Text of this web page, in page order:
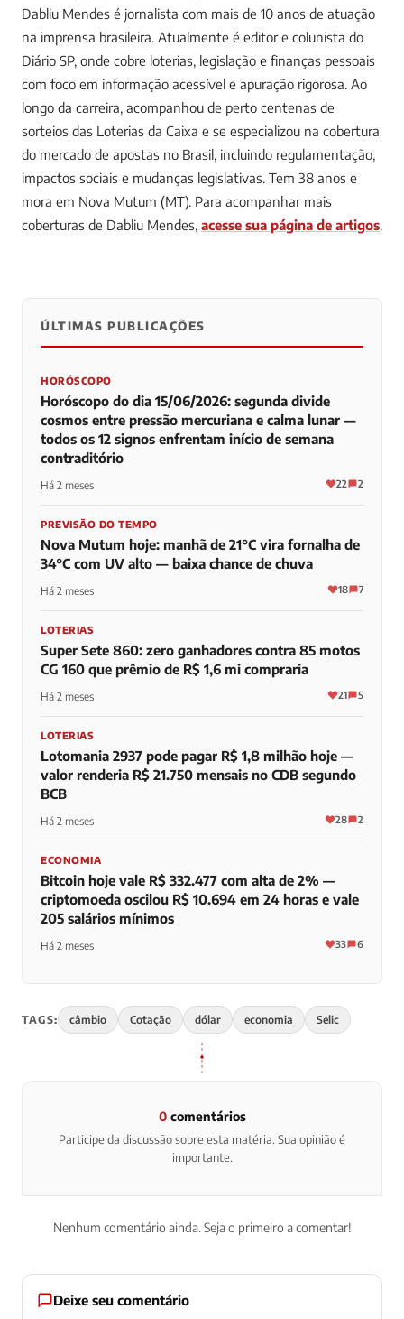
Dabliu Mendes é jornalista com mais de 10 anos de atuação
na imprensa brasileira. Atualmente é editor e colunista do
Diário SP, onde cobre loterias, legislação e finanças pessoais
com foco em informação acessível e apuração rigorosa. Ao
longo da carreira, acompanhou de perto centenas de
sorteios das Loterias da Caixa e se especializou na cobertura
do mercado de apostas no Brasil, incluindo regulamentação,
impactos sociais e mudanças legislativas. Tem 38 anos e
mora em Nova Mutum (MT). Para acompanhar mais
coberturas de Dabliu Mendes, acesse sua página de artigos.
0 0 0
ÚLTIMAS PUBLICAÇÕES
HORÓSCOPO
Horóscopo do dia 15/06/2026: segunda divide
cosmos entre pressão mercuriana e calma lunar —
todos os 12 signos enfrentam início de semana
contraditório
Há 2 meses 22 2
PREVISÃO DO TEMPO
Nova Mutum hoje: manhã de 21°C vira fornalha de
34°C com UV alto — baixa chance de chuva
Há 2 meses 18 7
LOTERIAS
Super Sete 860: zero ganhadores contra 85 motos
CG 160 que prêmio de R$ 1,6 mi compraria
Há 2 meses 21 5
LOTERIAS
Lotomania 2937 pode pagar R$ 1,8 milhão hoje —
valor renderia R$ 21.750 mensais no CDB segundo
BCB
Há 2 meses 28 2
ECONOMIA
Bitcoin hoje vale R$ 332.477 com alta de 2% —
criptomoeda oscilou R$ 10.694 em 24 horas e vale
205 salários mínimos
Há 2 meses 33 6
TAGS: câmbio Cotação dólar economia Selic
0comentários
Participe da discussão sobre esta matéria. Sua opinião é
importante.
Nenhum comentário ainda. Seja o primeiro a comentar!
Deixe seu comentário